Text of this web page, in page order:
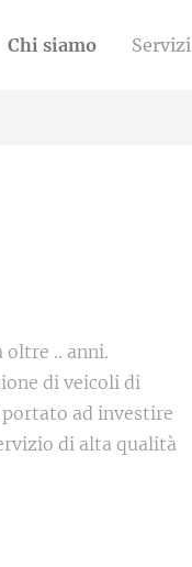
Chi siamo Servizi
.. anni.
di veicoli di
ad investire
di alta qualità